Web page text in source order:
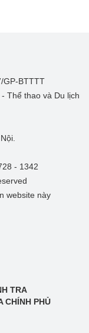
GP-BTTTT
Thể thao và Du lịch
- 1342
website này
TRA
CHÍNH PHỦ